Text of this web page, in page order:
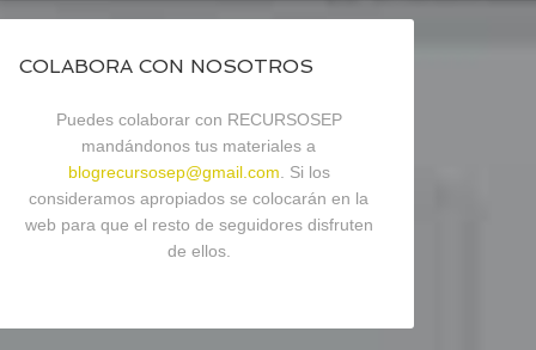
COLABORA CON NOSOTROS
Puedes colaborar con RECURSOSEP
mandándonos tus materiales a
blogrecursosep@gmail.com . Si los
consideramos apropiados se colocarán en la
web para que el resto de seguidores disfruten
de ellos.